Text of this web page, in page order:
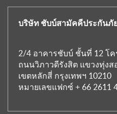
บริษัท ชับบ์สามัคคีประกันภั
2/4 อาคารชับบ์ ชั้นที่ 12 โ
ถนนวิภาวดีรังสิต แขวงทุ่งส
เขตหลักสี่ กรุงเทพฯ 10210
หมายเลขแฟกซ์ + 66 2611